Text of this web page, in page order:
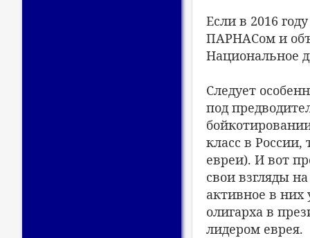
Если в 2016
ПАРНАСом и
Национальное
Следует
под
класс в
евреи). И вот
свои взгляды
активное в них
олигарха в
лидером еврея.